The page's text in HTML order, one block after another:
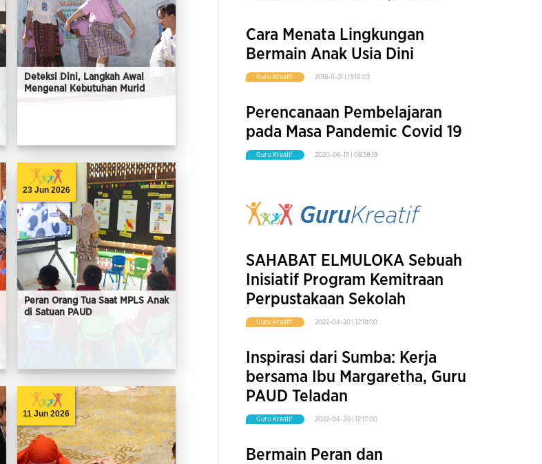
Deteksi Dini, Langkah Awal
Mengenal Kebutuhan Murid
23 Jun 2026
Peran Orang Tua Saat MPLS Anak
di Satuan PAUD
11 Jun 2026
Cara Menata Lingkungan
Bermain Anak Usia Dini
Guru Kreatif 2018-11-21 | 13:16:03
Perencanaan Pembelajaran
pada Masa Pandemic Covid 19
Guru Kreatif 2020-06-15 | 08:59:19
GuruKreatif
SAHABAT ELMULOKA Sebuah
Inisiatif Program Kemitraan
Perpustakaan Sekolah
Guru Kreatif 2022-04-20 | 12:18:00
Inspirasi dari Sumba: Kerja
bersama Ibu Margaretha, Guru
PAUD Teladan
Guru Kreatif 2022-04-20 | 12:17:00
Bermain Peran dan